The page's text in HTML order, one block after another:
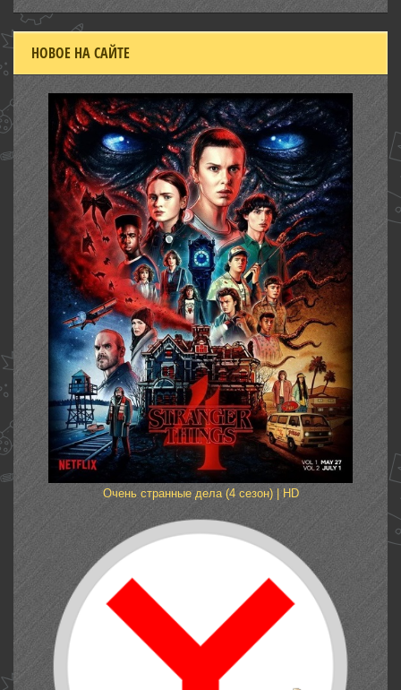
НОВОЕ НА САЙТЕ
Очень странные дела (4 сезон) | HD